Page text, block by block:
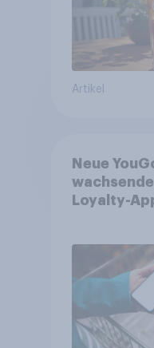
Artikel
Neue
Loyalty-